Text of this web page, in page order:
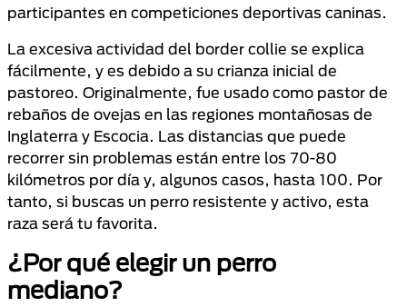
participantes en competiciones deportivas caninas.
La excesiva actividad del border collie se explica
fácilmente, y es debido a su crianza inicial de
pastoreo. Originalmente, fue usado como pastor de
rebaños de ovejas en las regiones montañosas de
Inglaterra y Escocia. Las distancias que puede
recorrer sin problemas están entre los 70-80
kilómetros por día y, algunos casos, hasta 100. Por
tanto, si buscas un perro resistente y activo, esta
raza será tu favorita.
¿Por qué elegir un perro
mediano?